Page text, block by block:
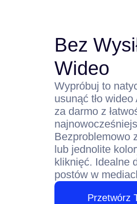
Bez
Wideo
Wypróbuj to
usunąć tło
za darmo z
Bezproblemowo
lub jednolite
kliknięć. Idealne
postów w
Przetwórz